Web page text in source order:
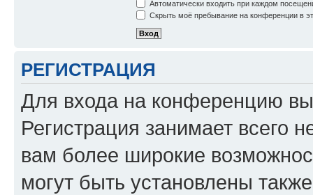
Автоматически входить при каждом
Скрыть моё пребывание на конференции в
РЕГИСТРАЦИЯ
Для входа на конференцию
Регистрация занимает всего
вам более широкие
могут быть установлены